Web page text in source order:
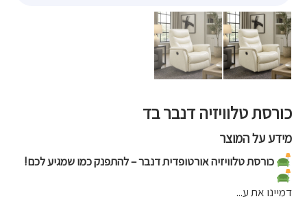
כורסת טלוויזיה דנבר בד
מידע על המוצר
כורסת טלוויזיה אורטופדית דנבר – להתפנק כמו שמגיע לכם!
דמיינו את ע...